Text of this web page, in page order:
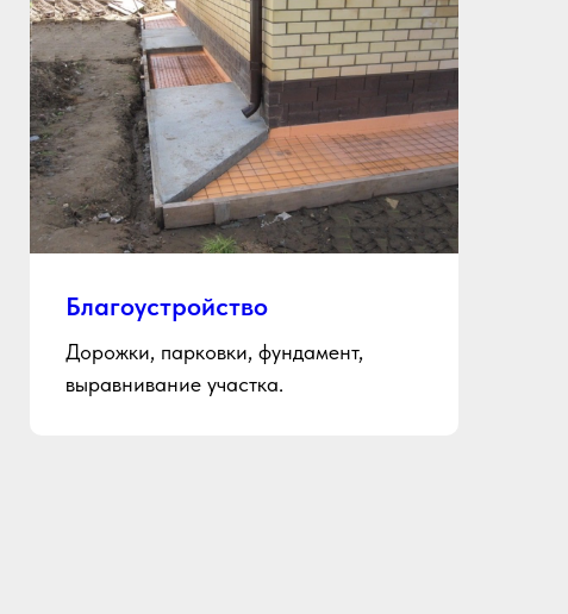
Благоустройство
Дорожки, парковки, фундамент,
выравнивание участка.